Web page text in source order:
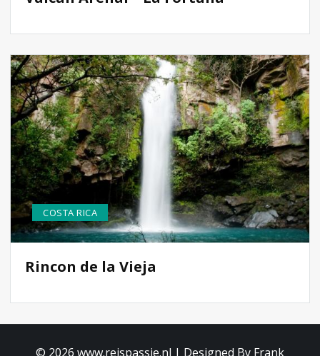
Rincon de la Vieja
COSTA RICA
© 2026 www.reispassie.nl | Designed By Frank